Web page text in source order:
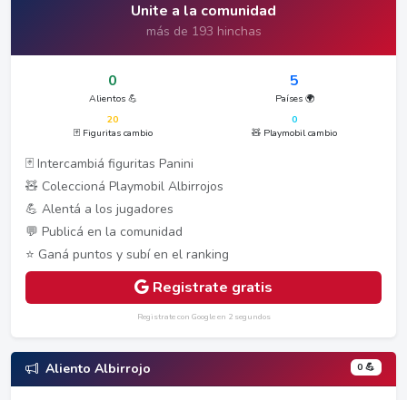
Unite a la comunidad
más de 193 hinchas
0
Alientos 💪
5
Países 🌍
20
🃏 Figuritas cambio
0
🧸 Playmobil cambio
🃏 Intercambiá figuritas Panini
🧸 Coleccioná Playmobil Albirrojos
💪 Alentá a los jugadores
💬 Publicá en la comunidad
⭐ Ganá puntos y subí en el ranking
Registrate gratis
Registrate con Google en 2 segundos
Aliento Albirrojo 0 💪